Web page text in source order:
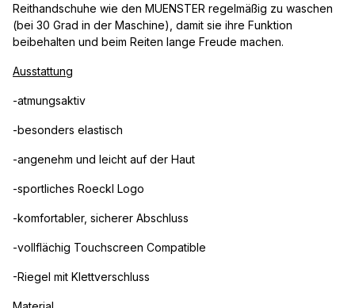
Reithandschuhe wie den MUENSTER regelmäßig zu waschen
(bei 30 Grad in der Maschine), damit sie ihre Funktion
beibehalten und beim Reiten lange Freude machen.
Ausstattung
-atmungsaktiv
-besonders elastisch
-angenehm und leicht auf der Haut
-sportliches Roeckl Logo
-komfortabler, sicherer Abschluss
-vollflächig Touchscreen Compatible
-Riegel mit Klettverschluss